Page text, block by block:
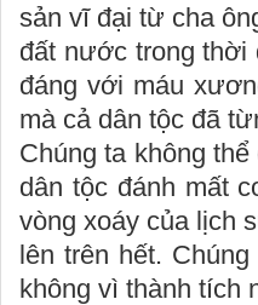
sản vĩ đại từ cha
đất nước trong thời
đáng với máu
mà cả dân tộc đã
Chúng ta không
dân tộc đánh mất
vòng xoáy của lịch
lên trên hết.
không vì thành tích